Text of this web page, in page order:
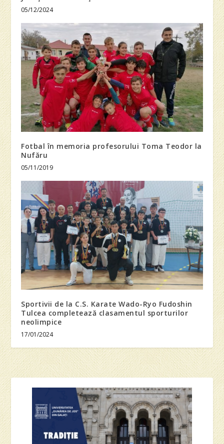
05/12/2024
Fotbal în memoria profesorului Toma Teodor la
Nufăru
05/11/2019
Sportivii de la C.S. Karate Wado-Ryo Fudoshin
Tulcea completează clasamentul sporturilor
neolimpice
17/01/2024